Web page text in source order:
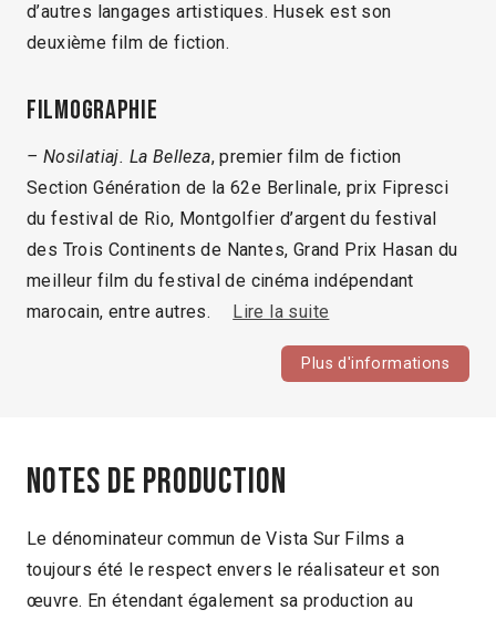
d’autres langages artistiques. Husek est son
deuxième film de fiction.
Filmographie
– Nosilatiaj. La Belleza, premier film de fiction
Section Génération de la 62e Berlinale, prix Fipresci
du festival de Rio, Montgolfier d’argent du festival
des Trois Continents de Nantes, Grand Prix Hasan du
meilleur film du festival de cinéma indépendant
marocain, entre autres.
Lire la suite
Plus d'informations
Notes de production
Le dénominateur commun de Vista Sur Films a
toujours été le respect envers le réalisateur et son
œuvre. En étendant également sa production au